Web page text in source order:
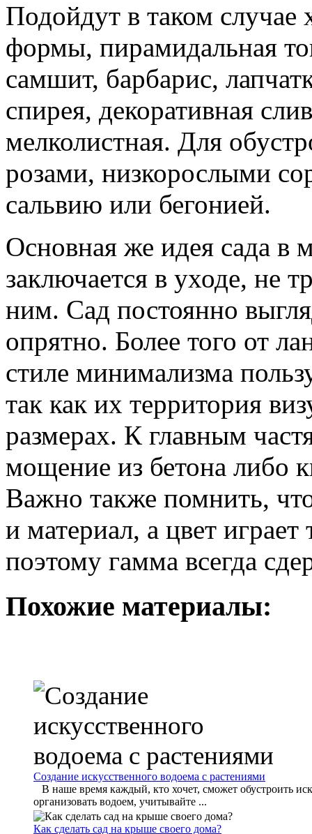
Подойдут в таком случае
формы, пирамидальная
самшит, барбарис,
спирея, декоративная
мелколистная. Для
розами, низкорослыми
сальвию или бегонией.
Основная же идея сада в
заключается в уходе, не
ним. Сад постоянно
опрятно. Более того от
стиле минимализма
так как их территория
размерах. К главным
мощение из бетона либо
Важно также помнить,
и материал, а цвет
поэтому гамма всегда
Похожие материалы:
Создание искусственного водоема с растениями
В наше время каждый, кто хочет, сможет обустроить
организовать водоем, учитывайте ...
Как сделать сад на крыше своего дома?